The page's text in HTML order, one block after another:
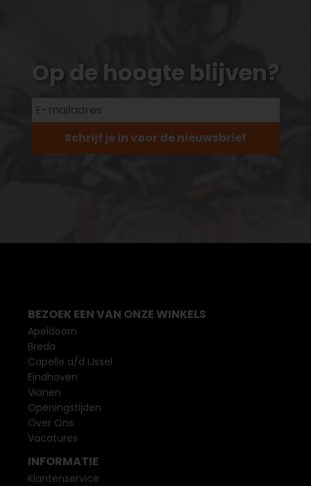
Op de hoogte blijven?
Schrijf je in voor de nieuwsbrief
BEZOEK EEN VAN ONZE WINKELS
Apeldoorn
Breda
Capelle a/d IJssel
Eindhoven
Vianen
Openingstijden
Over Ons
Vacatures
INFORMATIE
Klantenservice